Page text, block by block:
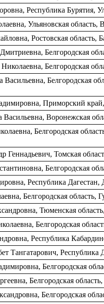
Республика Бурятия,
Ульяновская
Ростовская
Белгородская
Белгородская
Васильевна, Белгородская
Приморский
Воронежская
Белгородская
Геннадьевич, Томская
Белгородская
Республика
Белгородская область,
Тюменская
Белгородская
Республика
Тангатарович,
Белгородская
Белгородская
Белгородская